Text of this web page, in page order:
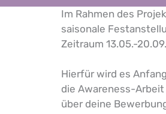
Im Rahmen des
saisonale
Zeitraum 13.05.-
Hierfür wird es
die Awareness-
über deine